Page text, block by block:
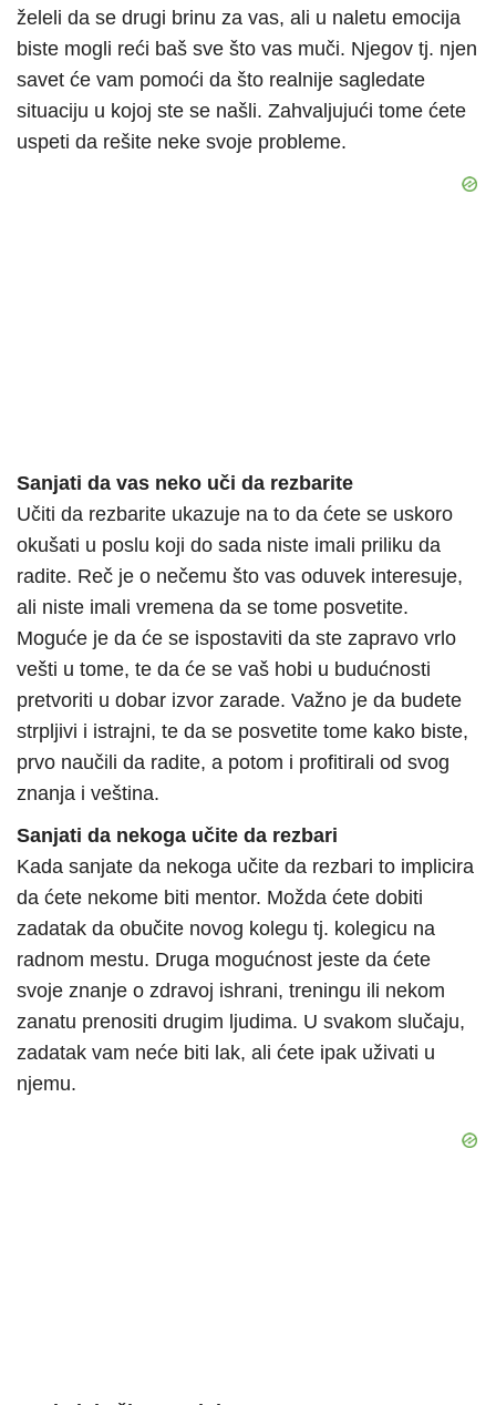
želeli da se drugi brinu za vas, ali u naletu emocija
biste mogli reći baš sve što vas muči. Njegov tj. njen
savet će vam pomoći da što realnije sagledate
situaciju u kojoj ste se našli. Zahvaljujući tome ćete
uspeti da rešite neke svoje probleme.
Sanjati da vas neko uči da rezbarite
Učiti da rezbarite ukazuje na to da ćete se uskoro
okušati u poslu koji do sada niste imali priliku da
radite. Reč je o nečemu što vas oduvek interesuje,
ali niste imali vremena da se tome posvetite.
Moguće je da će se ispostaviti da ste zapravo vrlo
vešti u tome, te da će se vaš hobi u budućnosti
pretvoriti u dobar izvor zarade. Važno je da budete
strpljivi i istrajni, te da se posvetite tome kako biste,
prvo naučili da radite, a potom i profitirali od svog
znanja i veština.
Sanjati da nekoga učite da rezbari
Kada sanjate da nekoga učite da rezbari to implicira
da ćete nekome biti mentor. Možda ćete dobiti
zadatak da obučite novog kolegu tj. kolegicu na
radnom mestu. Druga mogućnost jeste da ćete
svoje znanje o zdravoj ishrani, treningu ili nekom
zanatu prenositi drugim ljudima. U svakom slučaju,
zadatak vam neće biti lak, ali ćete ipak uživati u
njemu.